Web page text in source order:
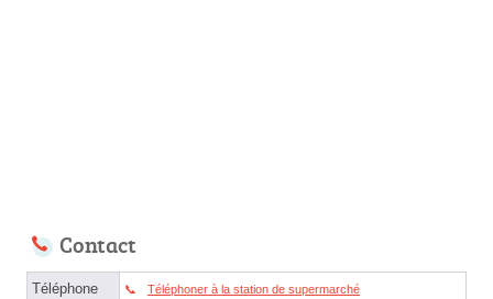
Contact
Téléphone Téléphoner à la station de supermarché